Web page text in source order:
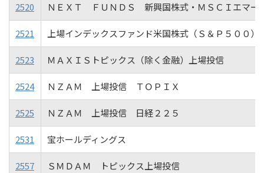
2520 ＮＥＸＴ ＦＵＮＤＳ 新興国株式・ＭＳＣＩエマー
2521 上場インデックスファンド米国株式（Ｓ＆Ｐ５００）
2523 ＭＡＸＩＳトピックス（除く金融）上場投信
2524 ＮＺＡＭ 上場投信 ＴＯＰＩＸ
2525 ＮＺＡＭ 上場投信 日経２２５
2531 宝ホールディングス
2557 ＳＭＤＡＭ トピックス上場投信